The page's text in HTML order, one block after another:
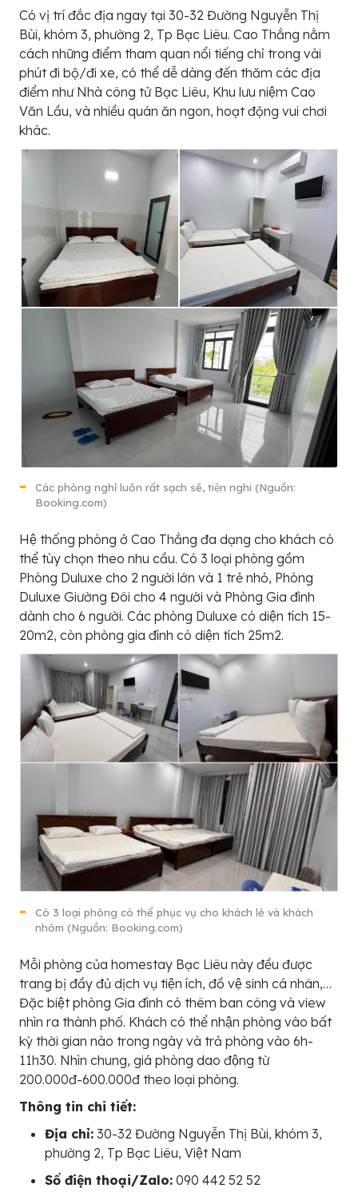
Có vị trí đắc địa ngay tại 30-32 Đường Nguyễn Thị
Bùi, khóm 3, phường 2, Tp Bạc Liêu. Cao Thắng nằm
cách những điểm tham quan nổi tiếng chỉ trong vài
phút đi bộ/đi xe, có thể dễ dàng đến thăm các địa
điểm như Nhà công tử Bạc Liêu, Khu lưu niệm Cao
Văn Lầu, và nhiều quán ăn ngon, hoạt động vui chơi
khác.
Các phòng nghỉ luôn rất sạch sẽ, tiện nghi (Nguồn:
Booking.com)
Hệ thống phòng ở Cao Thắng đa dạng cho khách có
thể tùy chọn theo nhu cầu. Có 3 loại phòng gồm
Phòng Duluxe cho 2 người lớn và 1 trẻ nhỏ, Phòng
Duluxe Giường Đôi cho 4 người và Phòng Gia đình
dành cho 6 người. Các phòng Duluxe có diện tích 15-
20m2, còn phòng gia đình có diện tích 25m2.
Có 3 loại phòng có thể phục vụ cho khách lẻ và khách
nhóm (Nguồn: Booking.com)
Mỗi phòng của homestay Bạc Liêu này đều được
trang bị đầy đủ dịch vụ tiện ích, đồ vệ sinh cá nhân,…
Đặc biệt phòng Gia đình có thêm ban công và view
nhìn ra thành phố. Khách có thể nhận phòng vào bất
kỳ thời gian nào trong ngày và trả phòng vào 6h-
11h30. Nhìn chung, giá phòng dao động từ
200.000đ-600.000đ theo loại phòng.
Thông tin chi tiết:
Địa chỉ: 30-32 Đường Nguyễn Thị Bùi, khóm 3,
phường 2, Tp Bạc Liêu, Việt Nam
Số điện thoại/Zalo: 090 442 52 52